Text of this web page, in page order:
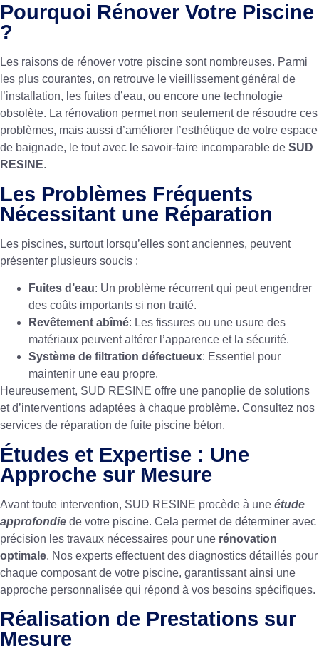
Pourquoi Rénover Votre Piscine
?
Les raisons de rénover votre piscine sont nombreuses. Parmi
les plus courantes, on retrouve le vieillissement général de
l’installation, les fuites d’eau, ou encore une technologie
obsolète. La rénovation permet non seulement de résoudre ces
problèmes, mais aussi d’améliorer l’esthétique de votre espace
de baignade, le tout avec le savoir-faire incomparable de SUD
RESINE.
Les Problèmes Fréquents
Nécessitant une Réparation
Les piscines, surtout lorsqu’elles sont anciennes, peuvent
présenter plusieurs soucis :
Fuites d’eau: Un problème récurrent qui peut engendrer
des coûts importants si non traité.
Revêtement abîmé: Les fissures ou une usure des
matériaux peuvent altérer l’apparence et la sécurité.
Système de filtration défectueux: Essentiel pour
maintenir une eau propre.
Heureusement, SUD RESINE offre une panoplie de solutions
et d’interventions adaptées à chaque problème. Consultez nos
services de réparation de fuite piscine béton.
Études et Expertise : Une
Approche sur Mesure
Avant toute intervention, SUD RESINE procède à une étude
approfondie de votre piscine. Cela permet de déterminer avec
précision les travaux nécessaires pour une rénovation
optimale. Nos experts effectuent des diagnostics détaillés pour
chaque composant de votre piscine, garantissant ainsi une
approche personnalisée qui répond à vos besoins spécifiques.
Réalisation de Prestations sur
Mesure